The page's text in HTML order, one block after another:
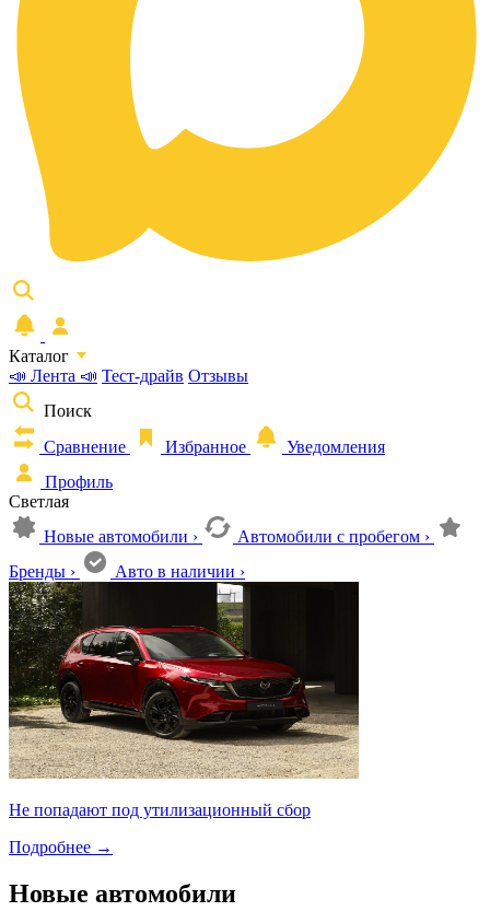
Каталог
📣 Лента 📣 Тест-драйв Отзывы
Поиск
Сравнение
Избранное
Уведомления
Профиль
Светлая
Новые автомобили › Автомобили с пробегом ›
Бренды › Авто в наличии ›
Не попадают под утилизационный сбор
Подробнее →
Новые автомобили